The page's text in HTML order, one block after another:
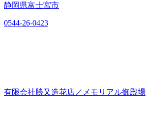
静岡県富士宮市
0544-26-0423
有限会社勝又造花店／メモリアル御殿場